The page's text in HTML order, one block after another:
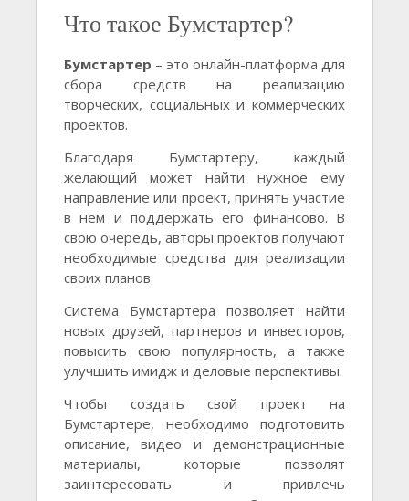
Что такое Бумстартер?
Бумстартер – это онлайн-платформа для
сбора средств на реализацию
творческих, социальных и коммерческих
проектов.
Благодаря Бумстартеру, каждый
желающий может найти нужное ему
направление или проект, принять участие
в нем и поддержать его финансово. В
свою очередь, авторы проектов получают
необходимые средства для реализации
своих планов.
Система Бумстартера позволяет найти
новых друзей, партнеров и инвесторов,
повысить свою популярность, а также
улучшить имидж и деловые перспективы.
Чтобы создать свой проект на
Бумстартере, необходимо подготовить
описание, видео и демонстрационные
материалы, которые позволят
заинтересовать и привлечь